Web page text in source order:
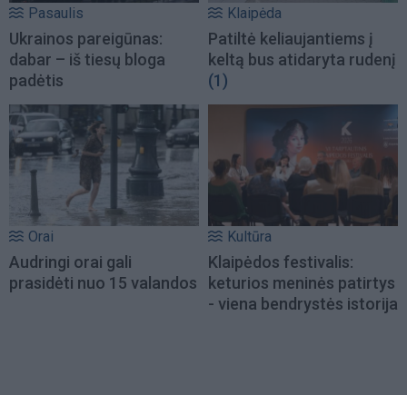
Pasaulis
Ukrainos pareigūnas:
dabar – iš tiesų bloga
padėtis
Klaipėda
Patiltė keliaujantiems į
keltą bus atidaryta rudenį
(1)
Orai
Audringi orai gali
prasidėti nuo 15 valandos
Kultūra
Klaipėdos festivalis:
keturios meninės patirtys
- viena bendrystės istorija